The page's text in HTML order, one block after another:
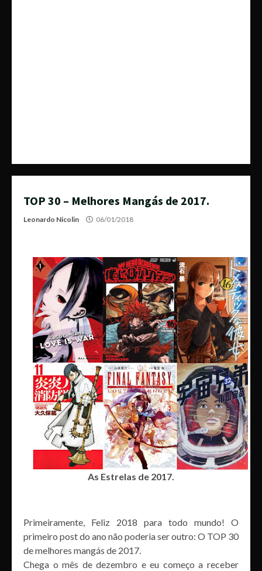
TOP 30 – Melhores Mangás de 2017.
Leonardo Nicolin 06/01/2018
As Estrelas de 2017.
Primeiramente, Feliz 2018 para todo mundo! O
primeiro post do ano não poderia ser outro: O TOP 30
de melhores mangás de 2017.
Chega o mês de dezembro e eu começo a receber